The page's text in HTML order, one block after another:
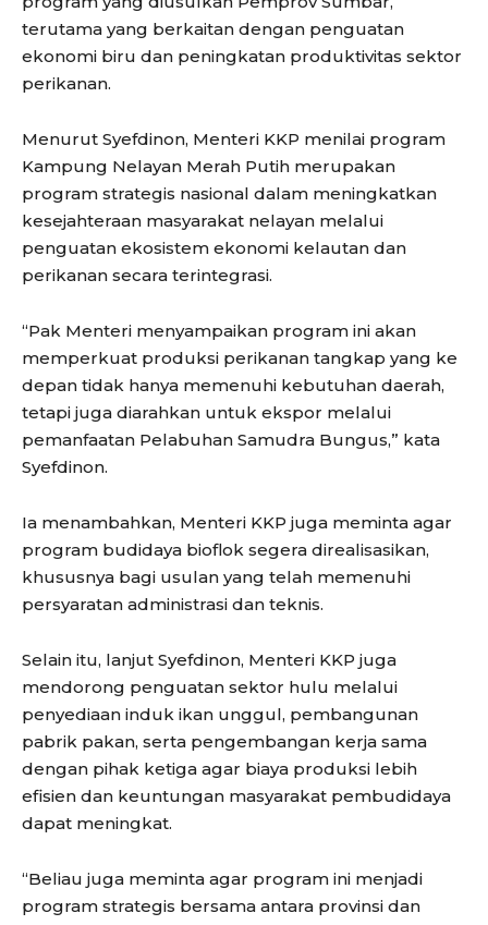
terutama yang berkaitan dengan penguatan
ekonomi biru dan peningkatan produktivitas sektor
perikanan.
Menurut Syefdinon, Menteri KKP menilai program
Kampung Nelayan Merah Putih merupakan
program strategis nasional dalam meningkatkan
kesejahteraan masyarakat nelayan melalui
penguatan ekosistem ekonomi kelautan dan
perikanan secara terintegrasi.
“Pak Menteri menyampaikan program ini akan
memperkuat produksi perikanan tangkap yang ke
depan tidak hanya memenuhi kebutuhan daerah,
tetapi juga diarahkan untuk ekspor melalui
pemanfaatan Pelabuhan Samudra Bungus,” kata
Syefdinon.
Ia menambahkan, Menteri KKP juga meminta agar
program budidaya bioflok segera direalisasikan,
khususnya bagi usulan yang telah memenuhi
persyaratan administrasi dan teknis.
Selain itu, lanjut Syefdinon, Menteri KKP juga
mendorong penguatan sektor hulu melalui
penyediaan induk ikan unggul, pembangunan
pabrik pakan, serta pengembangan kerja sama
dengan pihak ketiga agar biaya produksi lebih
efisien dan keuntungan masyarakat pembudidaya
dapat meningkat.
“Beliau juga meminta agar program ini menjadi
program strategis bersama antara provinsi dan